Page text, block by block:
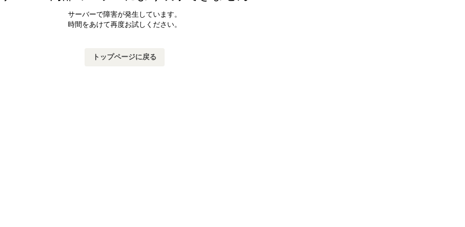
サーバーで障害が発生しています。
時間をあけて再度お試しください。
トップページに戻る